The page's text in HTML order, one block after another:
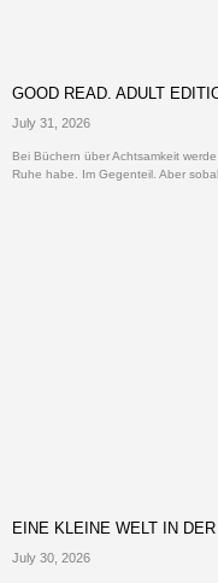
GOOD READ. ADULT
July 31, 2026
Bei Büchern über Achtsamkeit
Ruhe habe. Im Gegenteil. Aber
EINE KLEINE WELT IN
July 30, 2026